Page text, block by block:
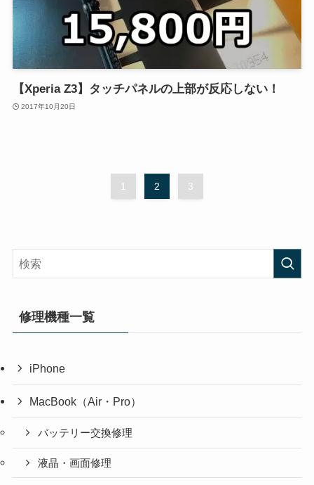
【Xperia Z3】タッチパネルの上部が反応しない！
2017年10月20日
1 2 3
修理機種一覧
iPhone
MacBook（Air・Pro）
バッテリー交換修理
液晶・画面修理